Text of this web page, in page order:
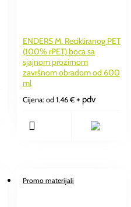
ENDERS M. Recikliranog PET
(100% rPET) boca sa
sjajnom prozirnom
završnom obradom od 600
ml
Cijena: od 1,46€ + pdv
Promo materijali